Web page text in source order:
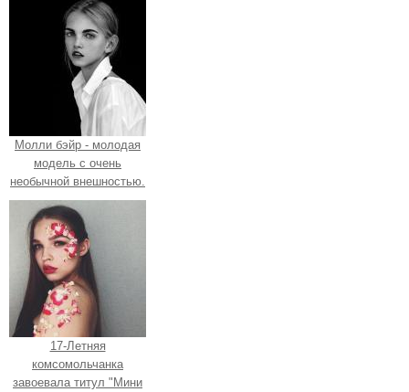
Молли бэйр - молодая
модель с очень
необычной внешностью.
17-Летняя
комсомольчанка
завоевала титул "Мини